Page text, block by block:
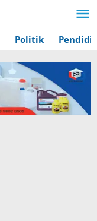
Politik